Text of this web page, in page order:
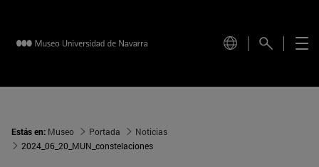
Estás en: Museo Portada
Noticias
2024_06_20_MUN_constelaciones